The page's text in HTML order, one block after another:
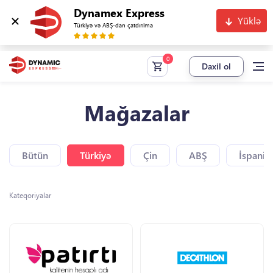
Dynamex Express
Türkiyə və ABŞ-dan çatdırılma Yüklə
Daxil ol
Mağazalar
Bütün Türkiyə Çin ABŞ
Kateqoriyalar